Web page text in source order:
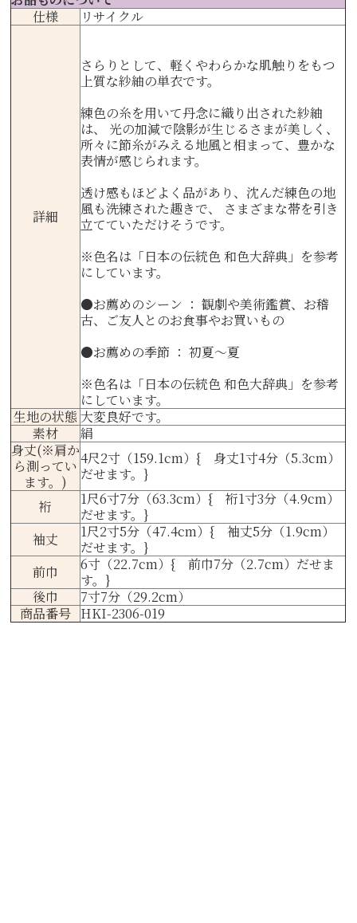
仕様
リサイクル
詳細
さらりとして、軽くやわらかな肌触りをもつ
上質な紗紬の単衣です。
練色の糸を用いて丹念に織り出された紗紬
は、 光の加減で陰影が生じるさまが美しく、
所々に節糸がみえる地風と相まって、豊かな
表情が感じられます。
透け感もほどよく品があり、沈んだ練色の地
風も洗練された趣きで、 さまざまな帯を引き
立てていただけそうです。
※色名は 「日本の伝統色 和色大辞典」 を参考
にしています。
●お薦めのシーン ： 観劇や美術鑑賞、お稽
古、ご友人とのお食事やお買いもの
●お薦めの季節 ： 初夏～夏
※色名は 「日本の伝統色 和色大辞典」 を参考
にしています。
生地の状態大変良好です。
素材
絹
身丈(※肩か
ら測ってい
ます。)
4尺2寸（159.1cm）{ 身丈1寸4分（5.3cm）
だせます。}
裄
1尺6寸7分（63.3cm）{ 裄1寸3分（4.9cm）
だせます。}
袖丈
1尺2寸5分（47.4cm）{ 袖丈5分（1.9cm）
だせます。}
前巾
6寸（22.7cm）{ 前巾7分（2.7cm）だせま
す。}
後巾
7寸7分（29.2cm）
商品番号 HKI-2306-019